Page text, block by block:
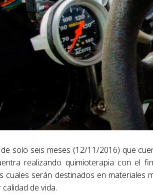
solo seis meses (12/11/2016) que
realizando quimioterapia con el
cuales serán destinados en materiales
de vida.